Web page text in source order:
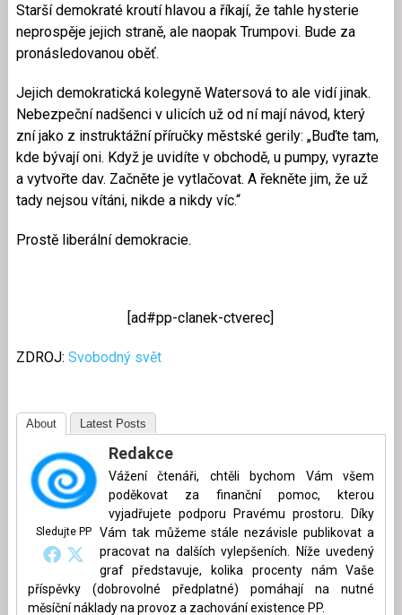
Starší demokraté kroutí hlavou a říkají, že tahle hysterie
neprospěje jejich straně, ale naopak Trumpovi. Bude za
pronásledovanou oběť.
Jejich demokratická kolegyně Watersová to ale vidí jinak.
Nebezpeční nadšenci v ulicích už od ní mají návod, který
zní jako z instruktážní příručky městské gerily: „Buďte tam,
kde bývají oni. Když je uvidíte v obchodě, u pumpy, vyrazte
a vytvořte dav. Začněte je vytlačovat. A řekněte jim, že už
tady nejsou vítáni, nikde a nikdy víc.“
Prostě liberální demokracie.
[ad#pp-clanek-ctverec]
ZDROJ: Svobodný svět
About Latest Posts
Sledujte PP
Redakce
Vážení čtenáři, chtěli bychom Vám všem
poděkovat za finanční pomoc, kterou
vyjadřujete podporu Pravému prostoru. Díky
Vám tak můžeme stále nezávisle publikovat a
pracovat na dalších vylepšeních. Níže uvedený
graf představuje, kolika procenty nám Vaše
příspěvky (dobrovolné předplatné) pomáhají na nutné
měsíční náklady na provoz a zachování existence PP.